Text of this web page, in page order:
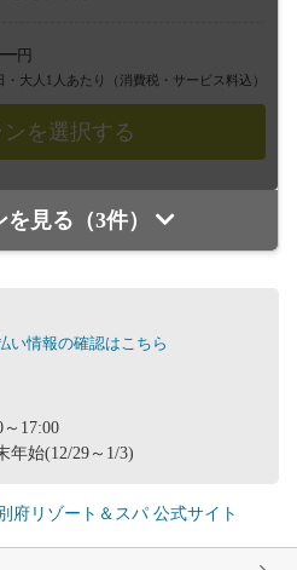
円
・大人1人あたり （消費税・サービス料込）
見る（3件）
い情報の確認はこちら
17:00
年始(12/29～1/3)
府リゾート＆スパ 公式サイト